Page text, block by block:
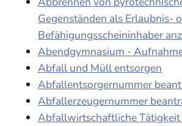
Gegenständen als Erlaubnis-
Befähigungsscheininhaber
Abendgymnasium -
Abfall und Müll entsorgen
Abfallentsorgernummer
Abfallerzeugernummer
Abfallwirtschaftliche Tätigkeit